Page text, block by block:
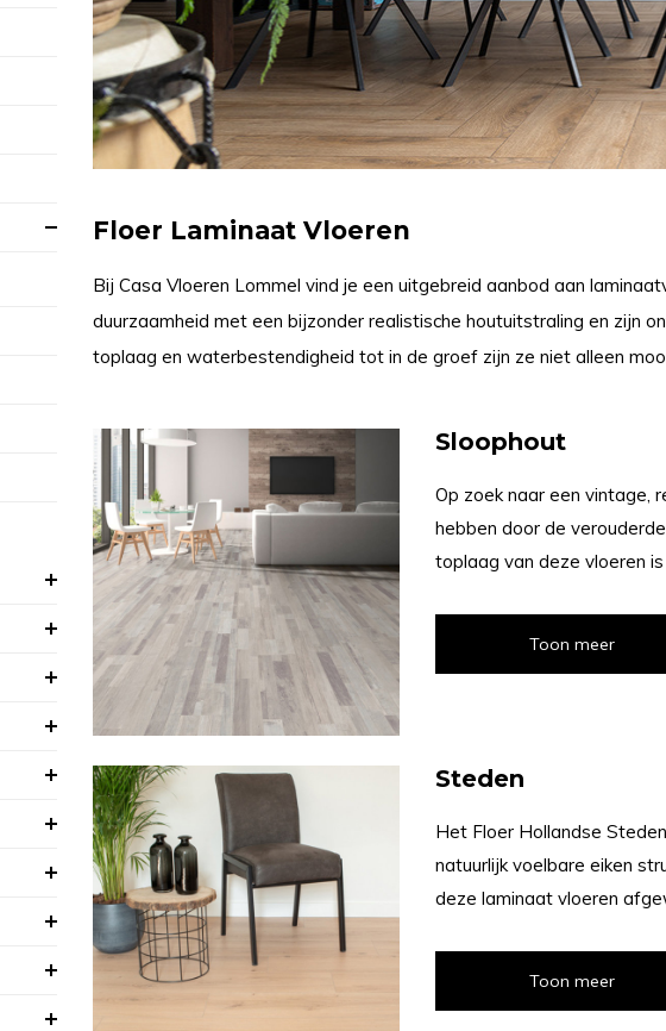
Floer Laminaat Vloeren
Bij Casa Vloeren Lommel vind je een uitgebreid aanbod aan
duurzaamheid met een bijzonder realistische houtuitstraling en zijn
toplaag en waterbestendigheid tot in de groef zijn ze niet alleen
Sloophout
Op zoek naar een vintage,
hebben door de
toplaag van deze vloeren
Toon meer
Steden
Het Floer Hollandse
natuurlijk voelbare eiken
deze laminaat vloeren
Toon meer